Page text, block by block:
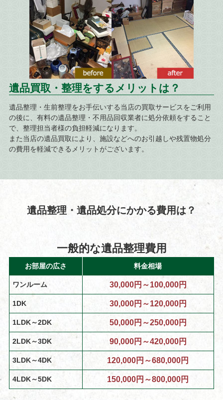
遺品買取・整理をするメリットは？
遺品整理・生前整理をお手伝いする当店の買取サービスをご利用
の後に、有料の遺品整理・不用品回収業者に処分依頼をすること
で、整理担当者様の負担軽減になります。
また当店の遺品買取により、施設などへのお引越しや残置物処分
の費用を軽減できるメリットがございます。
遺品整理・遺品処分にかかる費用は？
一般的な遺品整理費用
お部屋の広さ 料金相場
ワンルーム 30,000円～100,000円
1DK 30,000円～120,000円
1LDK～2DK 50,000円～250,000円
2LDK～3DK 90,000円～420,000円
3LDK～4DK 120,000円～680,000円
4LDK～5DK 150,000円～800,000円